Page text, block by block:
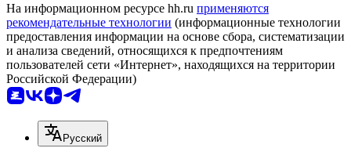
На информационном ресурсе hh.ru применяются
рекомендательные технологии (информационные технологии
предоставления информации на основе сбора, систематизации
и анализа сведений, относящихся к предпочтениям
пользователей сети «Интернет», находящихся на территории
Российской Федерации)
Русский